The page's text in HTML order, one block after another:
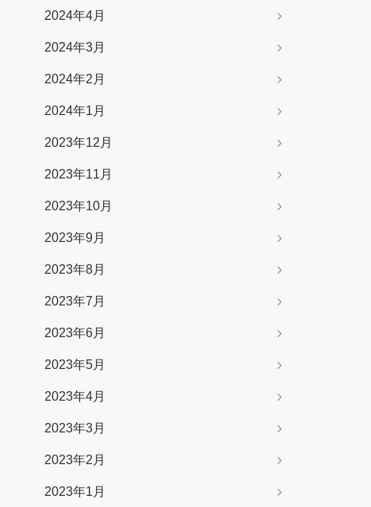
2024年4月
2024年3月
2024年2月
2024年1月
2023年12月
2023年11月
2023年10月
2023年9月
2023年8月
2023年7月
2023年6月
2023年5月
2023年4月
2023年3月
2023年2月
2023年1月